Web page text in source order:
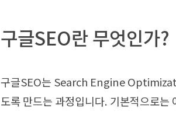
구글SEO란 무엇인가?
구글SEO는 Search Engine
도록 만드는 과정입니다. 기본적으로는